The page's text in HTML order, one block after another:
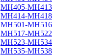
МН405-МН413
МН414-МН418
МН501-МН516
МН517-МН522
МН523-МН534
МН535-МН538